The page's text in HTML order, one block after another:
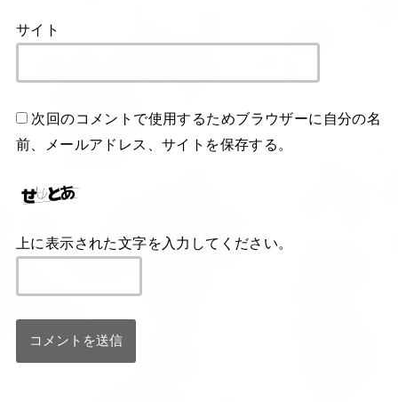
サイト
次回のコメントで使用するためブラウザーに自分の名
前、メールアドレス、サイトを保存する。
上に表示された文字を入力してください。